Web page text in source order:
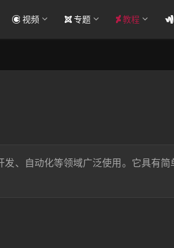
视频 专题 教程
、自动化等领域广泛使用。它具有简